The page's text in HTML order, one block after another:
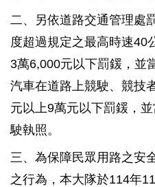
二、另依道路交通管理處
度超過規定之最高時速40
3萬6,000元以下罰鍰，並
汽車在道路上競駛、競技
元以上9萬元以下罰鍰，
駛執照。
三、為保障民眾用路之安
之行為，本大隊於114年